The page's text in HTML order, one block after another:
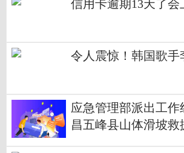
信用卡逾期13天了会
令人震惊！韩国歌手
应急管理部派出工作
昌五峰县山体滑坡救